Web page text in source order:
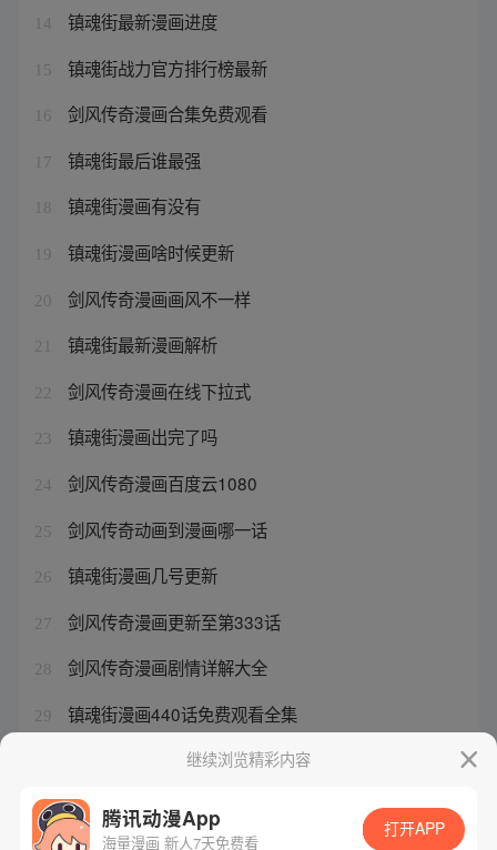
14 镇魂街最新漫画进度
15 镇魂街战力官方排行榜最新
16 剑风传奇漫画合集免费观看
17 镇魂街最后谁最强
18 镇魂街漫画有没有
19 镇魂街漫画啥时候更新
20 剑风传奇漫画画风不一样
21 镇魂街最新漫画解析
22 剑风传奇漫画在线下拉式
23 镇魂街漫画出完了吗
24 剑风传奇漫画百度云1080
25 剑风传奇动画到漫画哪一话
26 镇魂街漫画几号更新
27 剑风传奇漫画更新至第333话
28 剑风传奇漫画剧情详解大全
29 镇魂街漫画440话免费观看全集
剑风传奇1080p百度云资源
继续浏览精彩内容
腾讯动漫App
海量漫画 新人7天免费看
打开APP